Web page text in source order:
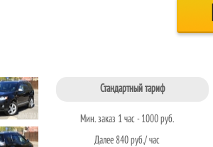
Стандартный тариф
Мин. заказ 1 час - 1000 руб.
Далее 840 руб./ час